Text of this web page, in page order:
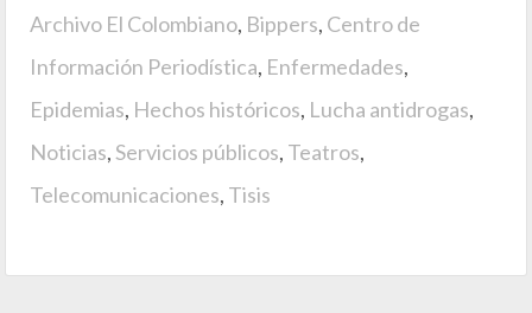
Archivo El Colombiano, Bippers, Centro de
Información Periodística, Enfermedades,
Epidemias, Hechos históricos, Lucha antidrogas,
Noticias,Servicios públicos, Teatros,
Telecomunicaciones, Tisis